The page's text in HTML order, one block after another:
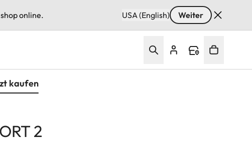
online. USA (English) Weiter
kaufen
2